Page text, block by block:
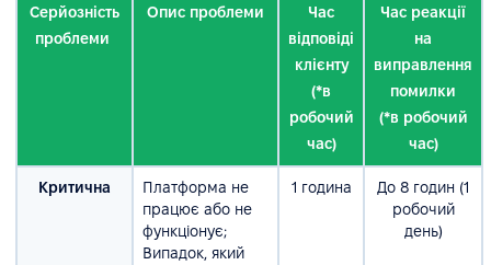
Серйозність
проблеми
Опис проблеми
Час
відповіді
клієнту
(*в
робочий
час)
Час реакції
на
виправлення
помилки
(*в робочий
час)
Критична
Платформа не
працює або не
функціонує;
Випадок, який
1 година
До 8 годин (1
робочий
день)